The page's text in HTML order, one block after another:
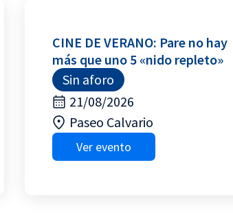
CINE DE VERANO: Pare no hay
más que uno 5 «nido repleto»
Sin aforo
21/08/2026
Paseo Calvario
Ver evento